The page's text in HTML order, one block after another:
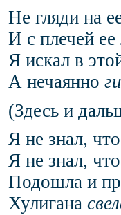
Не гляди на
И с плечей
Я искал в
А нечаянно
(Здесь и
Я не знал,
Я не знал,
Подошла и
Хулигана